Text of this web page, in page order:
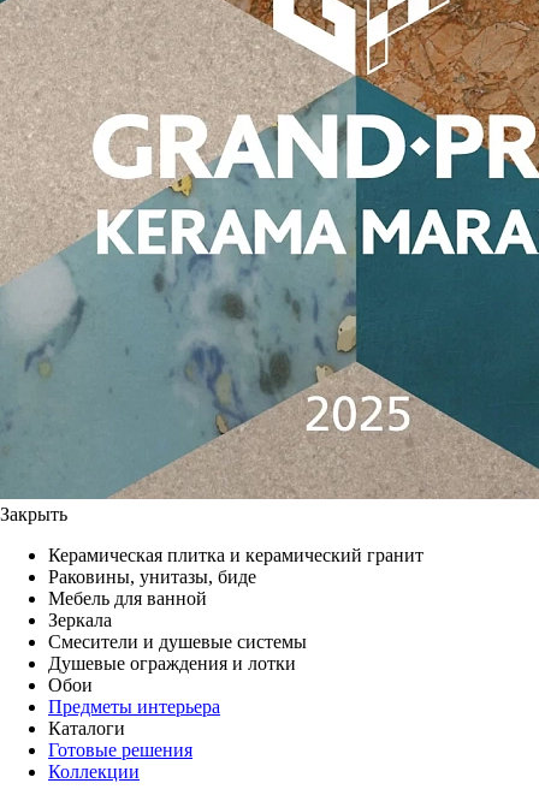
Закрыть
Керамическая плитка и керамический гранит
Раковины, унитазы, биде
Мебель для ванной
Зеркала
Смесители и душевые системы
Душевые ограждения и лотки
Обои
Предметы интерьера
Каталоги
Готовые решения
Коллекции